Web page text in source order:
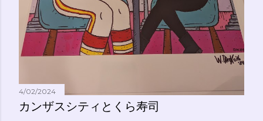
4/02/2024
カンザスシティとくら寿司